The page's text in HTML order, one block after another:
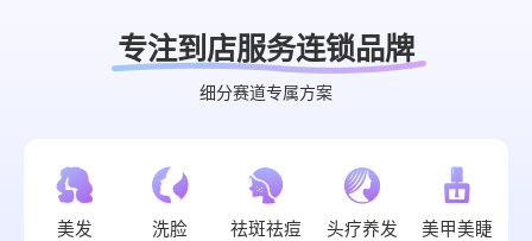
专注到店服务连锁品牌
细分赛道专属方案
美发 洗脸 祛斑祛痘 头疗养发 美甲美睫